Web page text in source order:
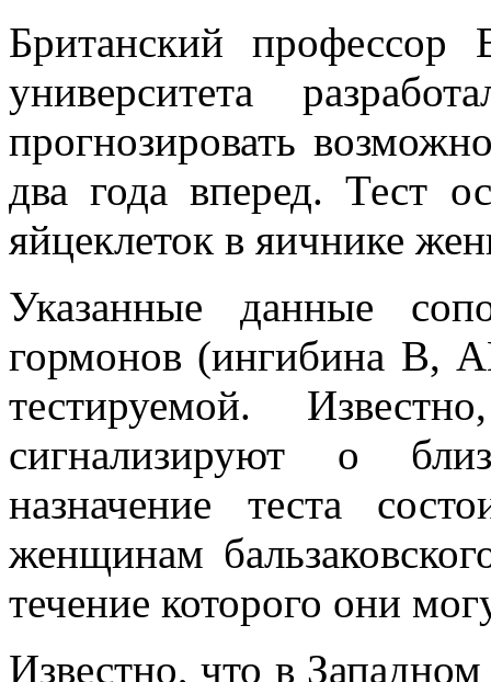
Британский
университета
прогнозировать
два года вперед. Тест
яйцеклеток в яичнике
Указанные данные
гормонов (ингибина В,
тестируемой.
сигнализируют о
назначение теста
женщинам
течение которого они
Известно, что в